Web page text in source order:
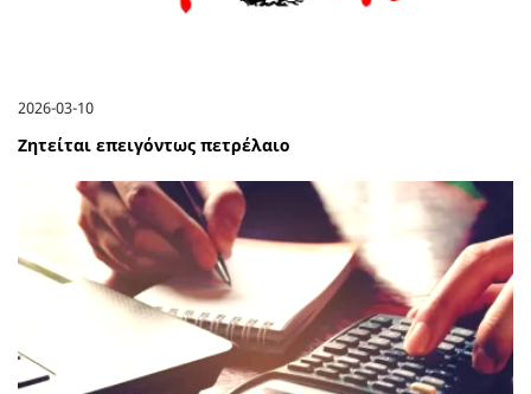
2026-03-10
Ζητείται επειγόντως πετρέλαιο